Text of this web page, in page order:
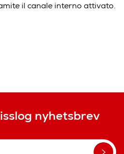
il canale interno attivato.
nyhetsbrev